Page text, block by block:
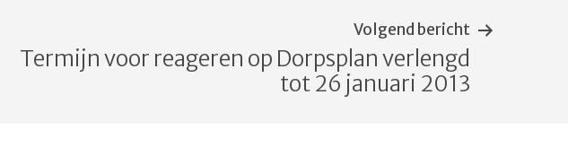
Volgend bericht
Termijn voor reageren op Dorpsplan verlengd
tot 26 januari 2013